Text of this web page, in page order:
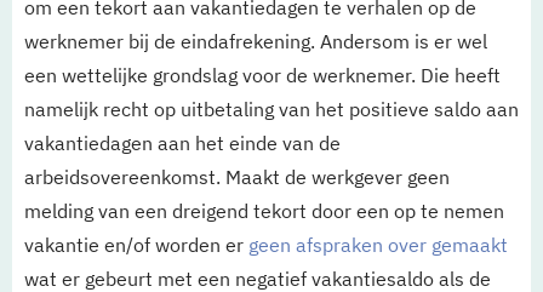
om een tekort aan vakantiedagen te verhalen op de
werknemer bij de eindafrekening. Andersom is er wel
een wettelijke grondslag voor de werknemer. Die heeft
namelijk recht op uitbetaling van het positieve saldo aan
vakantiedagen aan het einde van de
arbeidsovereenkomst. Maakt de werkgever geen
melding van een dreigend tekort door een op te nemen
vakantie en/of worden er geen afspraken over gemaakt
wat er gebeurt met een negatief vakantiesaldo als de